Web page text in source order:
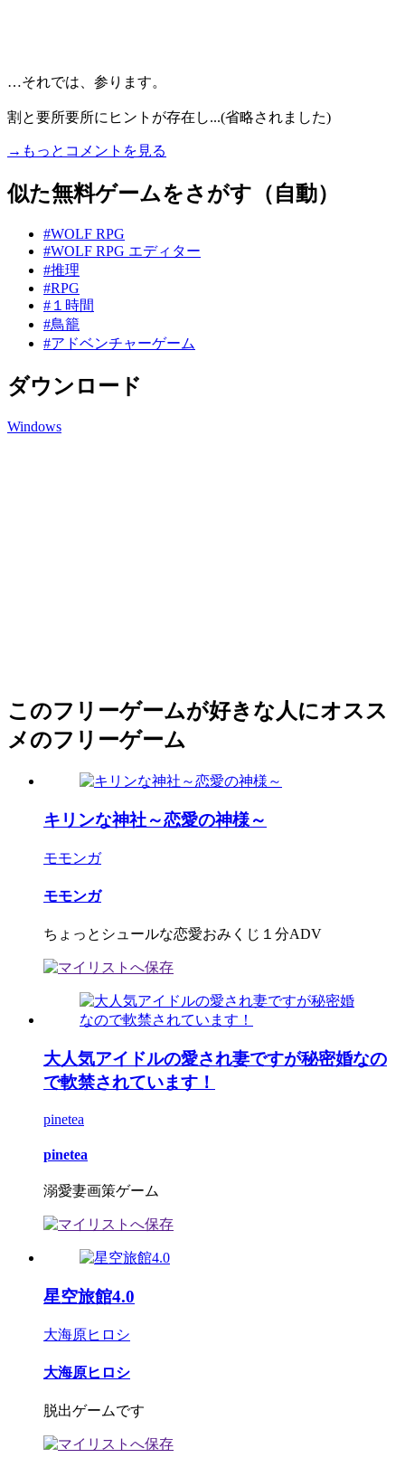
…それでは、参ります。
割と要所要所にヒントが存在し...(省略されました)
→もっとコメントを見る
似た無料ゲームをさがす（自動）
#WOLF RPG
#WOLF RPG エディター
#推理
#RPG
#１時間
#鳥籠
#アドベンチャーゲーム
ダウンロード
Windows
このフリーゲームが好きな人にオスス
メのフリーゲーム
キリンな神社～恋愛の神様～
モモンガ
モモンガ
ちょっとシュールな恋愛おみくじ１分ADV
大人気アイドルの愛され妻ですが秘密婚なの
で軟禁されています！
pinetea
pinetea
溺愛妻画策ゲーム
星空旅館4.0
大海原ヒロシ
大海原ヒロシ
脱出ゲームです